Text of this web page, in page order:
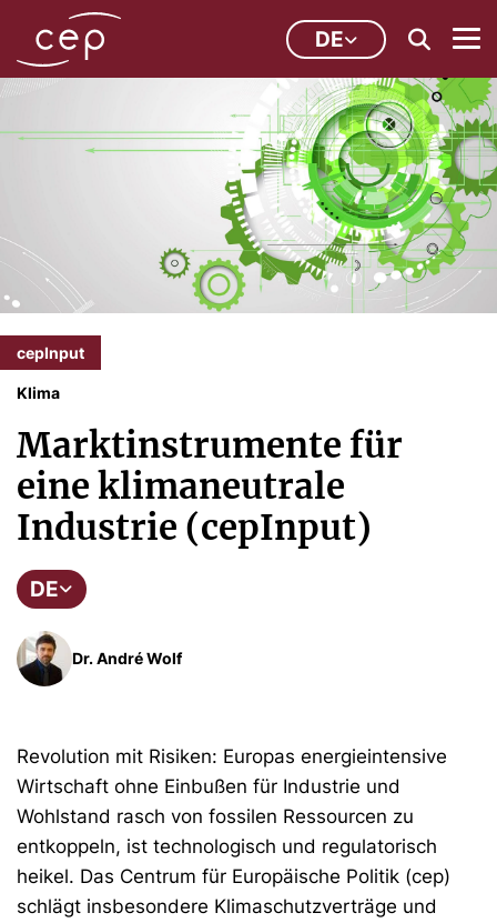
DE
cepInput
Klima
Marktinstrumente für
eine klimaneutrale
Industrie (cepInput)
DE
Dr. André Wolf
Revolution mit Risiken: Europas energieintensive
Wirtschaft ohne Einbußen für Industrie und
Wohlstand rasch von fossilen Ressourcen zu
entkoppeln, ist technologisch und regulatorisch
heikel. Das Centrum für Europäische Politik (cep)
schlägt insbesondere Klimaschutzverträge und